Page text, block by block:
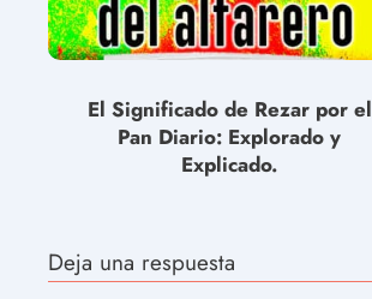
El Significado de Rezar por el
Pan Diario: Explorado y
Explicado.
Deja una respuesta